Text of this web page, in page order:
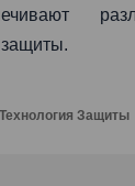
защиты.
Технология Защиты